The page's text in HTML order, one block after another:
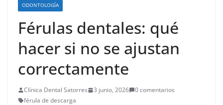
ODONTOLOGÍA
Férulas dentales: qué
hacer si no se ajustan
correctamente
Clínica Dental Satorres 3 junio, 2026
0 comentarios
férula de descarga